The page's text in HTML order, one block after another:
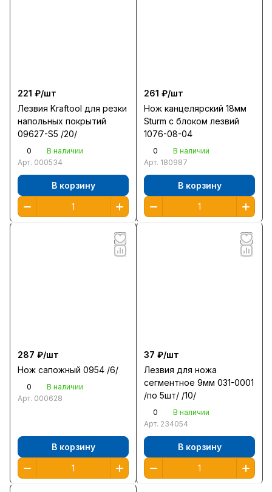
221 ₽/шт
Лезвия Kraftool для резки
напольных покрытий
09627-S5 /20/
0
В наличии
Арт. 000534
В корзину
261 ₽/шт
Нож канцелярский 18мм
Sturm с блоком лезвий
1076-08-04
0
В наличии
Арт. 180987
В корзину
287 ₽/шт
Нож сапожный 0954 /6/
0
В наличии
Арт. 000628
В корзину
37 ₽/шт
Лезвия для ножа
сегментное 9мм 031-0001
/по 5шт/ /10/
0
В наличии
Арт. 234054
В корзину